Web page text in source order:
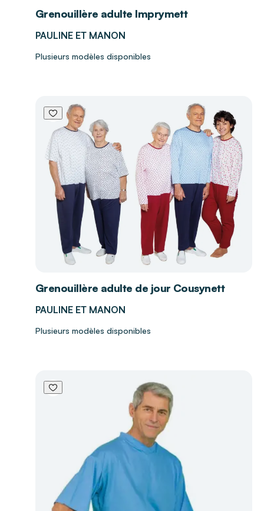
Grenouillère adulte Imprymett
PAULINE ET MANON
Plusieurs modèles disponibles
Grenouillère adulte de jour Cousynett
PAULINE ET MANON
Plusieurs modèles disponibles